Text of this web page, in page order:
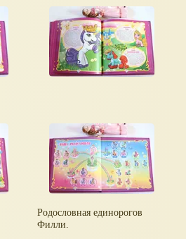
Родословная единорогов
Филли.